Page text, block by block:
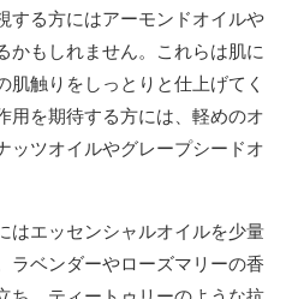
する方にはアーモンドオイルや
かもしれません。これらは肌に
肌触りをしっとりと仕上げてく
用を期待する方には、軽めのオ
ッツオイルやグレープシードオ
はエッセンシャルオイルを少量
ラベンダーやローズマリーの香